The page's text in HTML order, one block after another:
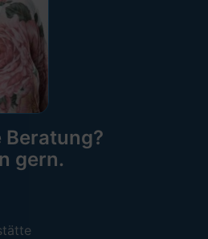
Beratung?
gern.